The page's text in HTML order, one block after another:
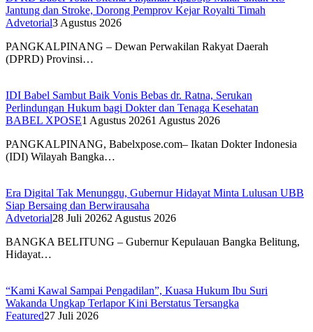
Jantung dan Stroke, Dorong Pemprov Kejar Royalti Timah
Advetorial3 Agustus 2026
PANGKALPINANG – Dewan Perwakilan Rakyat Daerah
(DPRD) Provinsi…
IDI Babel Sambut Baik Vonis Bebas dr. Ratna, Serukan
Perlindungan Hukum bagi Dokter dan Tenaga Kesehatan
BABEL XPOSE1 Agustus 20261 Agustus 2026
PANGKALPINANG, Babelxpose.com– Ikatan Dokter Indonesia
(IDI) Wilayah Bangka…
Era Digital Tak Menunggu, Gubernur Hidayat Minta Lulusan UBB
Siap Bersaing dan Berwirausaha
Advetorial28 Juli 20262 Agustus 2026
BANGKA BELITUNG – Gubernur Kepulauan Bangka Belitung,
Hidayat…
“Kami Kawal Sampai Pengadilan”, Kuasa Hukum Ibu Suri
Wakanda Ungkap Terlapor Kini Berstatus Tersangka
Featured27 Juli 2026